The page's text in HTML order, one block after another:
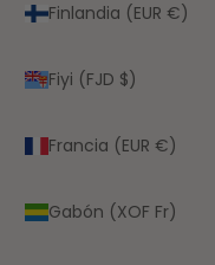
Finlandia (EUR €)
Fiyi (FJD $)
Francia (EUR €)
Gabón (XOF Fr)